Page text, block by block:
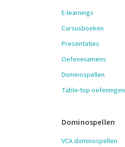
E-learnings
Cursusboeken
Presentaties
Oefenexamens
Dominospellen
Table-top oefeningen
Dominospellen
VCA dominospellen